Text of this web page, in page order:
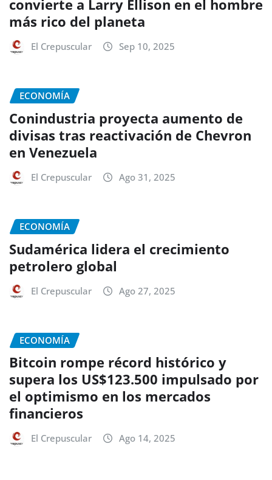
convierte a Larry Ellison en el hombre
más rico del planeta
El Crepuscular Sep 10, 2025
ECONOMÍA
Conindustria proyecta aumento de
divisas tras reactivación de Chevron
en Venezuela
El Crepuscular Ago 31, 2025
ECONOMÍA
Sudamérica lidera el crecimiento
petrolero global
El Crepuscular Ago 27, 2025
ECONOMÍA
Bitcoin rompe récord histórico y
supera los US$123.500 impulsado por
el optimismo en los mercados
financieros
El Crepuscular Ago 14, 2025